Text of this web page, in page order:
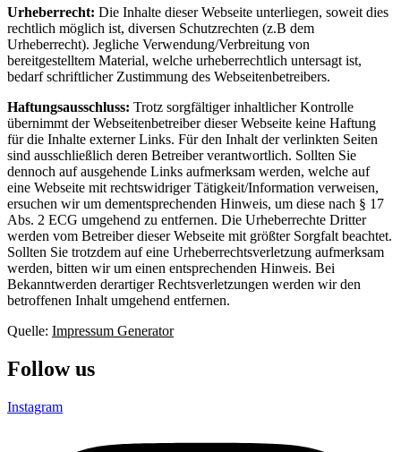
Urheberrecht: Die Inhalte dieser Webseite unterliegen, soweit dies
rechtlich möglich ist, diversen Schutzrechten (z.B dem
Urheberrecht). Jegliche Verwendung/Verbreitung von
bereitgestelltem Material, welche urheberrechtlich untersagt ist,
bedarf schriftlicher Zustimmung des Webseitenbetreibers.
Haftungsausschluss: Trotz sorgfältiger inhaltlicher Kontrolle
übernimmt der Webseitenbetreiber dieser Webseite keine Haftung
für die Inhalte externer Links. Für den Inhalt der verlinkten Seiten
sind ausschließlich deren Betreiber verantwortlich. Sollten Sie
dennoch auf ausgehende Links aufmerksam werden, welche auf
eine Webseite mit rechtswidriger Tätigkeit/Information verweisen,
ersuchen wir um dementsprechenden Hinweis, um diese nach § 17
Abs. 2 ECG umgehend zu entfernen. Die Urheberrechte Dritter
werden vom Betreiber dieser Webseite mit größter Sorgfalt beachtet.
Sollten Sie trotzdem auf eine Urheberrechtsverletzung aufmerksam
werden, bitten wir um einen entsprechenden Hinweis. Bei
Bekanntwerden derartiger Rechtsverletzungen werden wir den
betroffenen Inhalt umgehend entfernen.
Quelle: Impressum Generator
Follow us
Instagram